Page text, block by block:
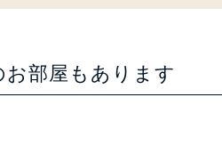
部屋もあります